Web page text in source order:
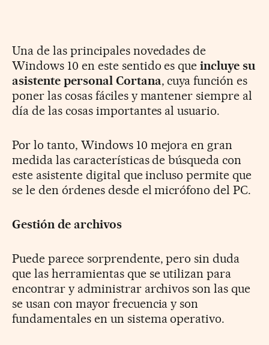
Una de las principales novedades de
Windows 10 en este sentido es queincluye su
asistente personal Cortana, cuya función es
poner las cosas fáciles y mantener siempre al
día de las cosas importantes al usuario.
Por lo tanto, Windows 10 mejora en gran
medida las características de búsqueda con
este asistente digital que incluso permite que
se le den órdenes desde el micrófono del PC.
Gestión de archivos
Puede parece sorprendente, pero sin duda
que las herramientas que se utilizan para
encontrar y administrar archivos son las que
se usan con mayor frecuencia y son
fundamentales en un sistema operativo.